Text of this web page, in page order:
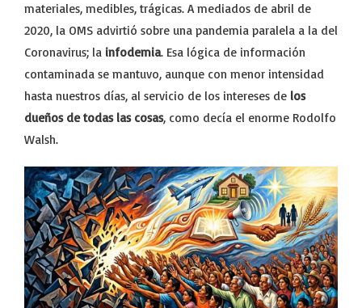
materiales, medibles, trágicas. A mediados de abril de
2020, la OMS advirtió sobre una pandemia paralela a la del
Coronavirus; la infodemia. Esa lógica de información
contaminada se mantuvo, aunque con menor intensidad
hasta nuestros días, al servicio de los intereses de los
dueños de todas las cosas, como decía el enorme Rodolfo
Walsh.